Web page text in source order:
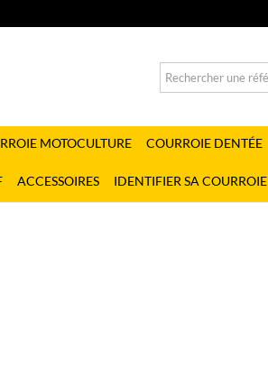
MOTOCULTURE COURROIE DENTÉE
ACCESSOIRES IDENTIFIER SA COURROIE